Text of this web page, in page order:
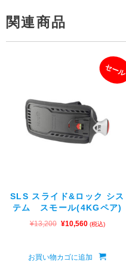
関連商品
セール
SLS スライド&ロック シス
テム スモール(4KGペア)
¥13,200 ¥10,560 (税込)
お買い物カゴに追加